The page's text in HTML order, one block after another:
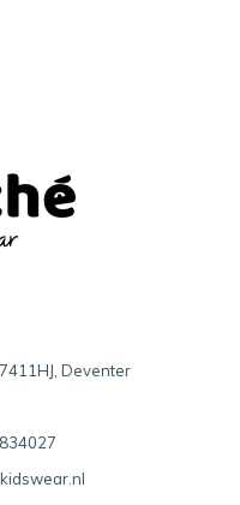
Deventer